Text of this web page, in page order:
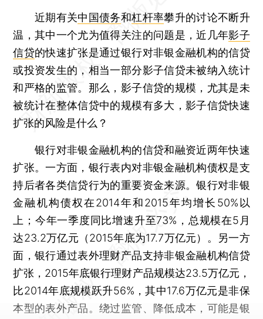
近期有关中国债务和杠杆率攀升的讨论不断升
温，其中一个尤为值得关注的问题是，近几年影子
信贷的快速扩张是通过银行对非银金融机构的信贷
或投资发生的，相当一部分影子信贷未被纳入统计
和严格的监管。那么，影子信贷的规模，尤其是未
被统计在整体信贷中的规模有多大，影子信贷快速
扩张的风险是什么？
银行对非银金融机构的信贷和融资近两年快速
扩张。一方面，银行表内对非银金融机构债权是支
持后者各类信贷行为的重要资金来源。银行对非银
金融机构债权在2014年和2015年均增长50%以
上；今年一季度同比增速升至73%，总规模在5月
达23.2万亿元（2015年底为17.7万亿元）。另一方
面，银行通过表外理财产品支持非银金融机构信贷
扩张，2015年底银行理财产品规模达23.5万亿元，
比2014年底规模跃升56%，其中17.6万亿元是非保
本型的表外产品。绕过监管、降低成本，可能是银